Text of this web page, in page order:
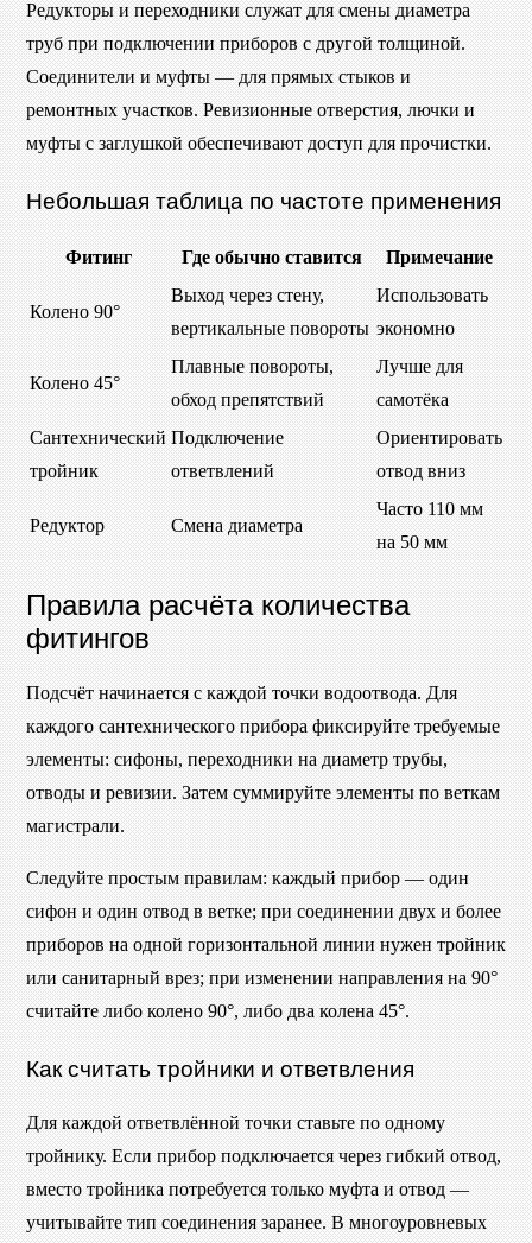
Редукторы и переходники служат для смены диаметра
труб при подключении приборов с другой толщиной.
Соединители и муфты — для прямых стыков и
ремонтных участков. Ревизионные отверстия, лючки и
муфты с заглушкой обеспечивают доступ для прочистки.
Небольшая таблица по частоте применения
Фитинг Где обычно ставится Примечание
Колено 90°
Выход через стену,
вертикальные повороты
Использовать
экономно
Колено 45°
Плавные повороты,
обход препятствий
Лучше для
самотёка
Сантехнический
тройник
Подключение
ответвлений
Ориентировать
отвод вниз
Редуктор Смена диаметра
Часто 110 мм
на 50 мм
Правила расчёта количества
фитингов
Подсчёт начинается с каждой точки водоотвода. Для
каждого сантехнического прибора фиксируйте требуемые
элементы: сифоны, переходники на диаметр трубы,
отводы и ревизии. Затем суммируйте элементы по веткам
магистрали.
Следуйте простым правилам: каждый прибор — один
сифон и один отвод в ветке; при соединении двух и более
приборов на одной горизонтальной линии нужен тройник
или санитарный врез; при изменении направления на 90°
считайте либо колено 90°, либо два колена 45°.
Как считать тройники и ответвления
Для каждой ответвлённой точки ставьте по одному
тройнику. Если прибор подключается через гибкий отвод,
вместо тройника потребуется только муфта и отвод —
учитывайте тип соединения заранее. В многоуровневых